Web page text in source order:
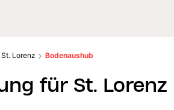
St. Lorenz Bodenaushub
für St. Lorenz